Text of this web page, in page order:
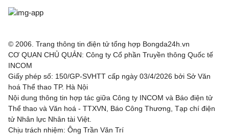
© 2006. Trang thông tin điện tử tổng hợp Bongda24h.vn
CƠ QUAN CHỦ QUẢN: Công ty Cổ phần Truyền thông Quốc tế
INCOM
Giấy phép số: 150/GP-SVHTT cấp ngày 03/4/2026 bởi Sở Văn
hoá Thể thao TP. Hà Nội
Nội dung thông tin hợp tác giữa Công ty INCOM và Báo điện tử
Thể thao và Văn hoá - TTXVN, Báo Công Thương, Tạp chí điện
tử Nhân lực Nhân tài Việt.
Chịu trách nhiệm: Ông Trần Văn Trí